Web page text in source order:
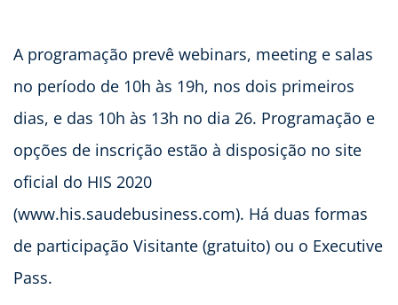
A programação prevê webinars, meeting e salas
no período de 10h às 19h, nos dois primeiros
dias, e das 10h às 13h no dia 26. Programação e
opções de inscrição estão à disposição no site
oficial do HIS 2020
(www.his.saudebusiness.com). Há duas formas
de participação Visitante (gratuito) ou o Executive
Pass.